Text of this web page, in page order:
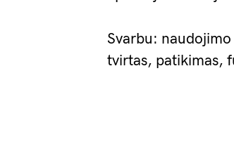
Svarbu:
tvirtas, patikimas,